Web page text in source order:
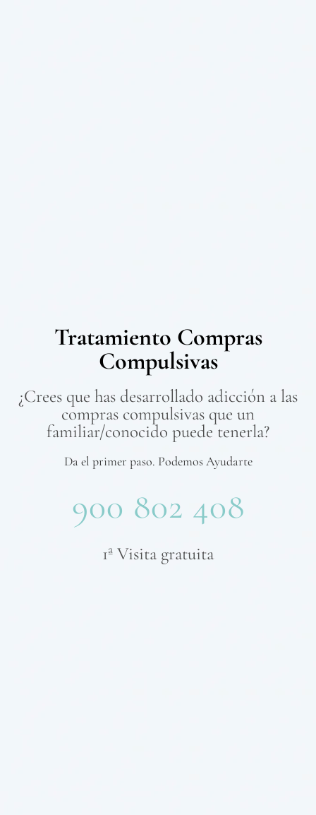
Tratamiento Compras
Compulsivas
¿Crees que has desarrollado adicción a las
compras compulsivas que un
familiar/conocido puede tenerla?
Da el primer paso. Podemos Ayudarte
900 802 408
1ª Visita gratuita